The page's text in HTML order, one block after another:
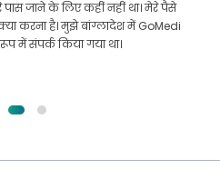
उनसे संपर्क किया था। फिर भी, टीम
है! मैं आमतौर पर मैक्स में अपना
समय-समय पर उनसे संपर्क करता हूं,